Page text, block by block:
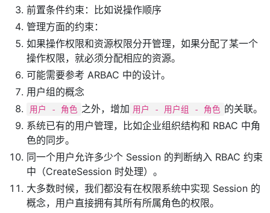
前置条件约束：比如说操作顺序
管理方面的约束：
如果操作权限和资源权限分开管理，如果分配了某一个
操作权限，就必须分配相应的资源。
可能需要参考 ARBAC 中的设计。
用户组的概念
用户 - 角色 之外，增加 用户 - 用户组 - 角色 的关联。
系统已有的用户管理，比如企业组织结构和 RBAC 中角
色的同步。
同一个用户允许多少个 Session 的判断纳入 RBAC 约束
中（CreateSession 时处理）。
大多数时候，我们都没有在权限系统中实现 Session 的
概念，用户直接拥有其所有所属角色的权限。